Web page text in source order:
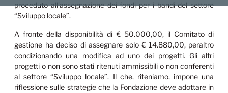
proceduto all’assegnazione dei fondi per i bandi del settore
“Sviluppo locale”.
A fronte della disponibilità di € 50.000,00, il Comitato di
gestione ha deciso di assegnare solo € 14.880,00, peraltro
condizionando una modifica ad uno dei progetti. Gli altri
progetti o non sono stati ritenuti ammissibili o non conferenti
al settore “Sviluppo locale”. Il che, riteniamo, impone una
riflessione sulle strategie che la Fondazione deve adottare in